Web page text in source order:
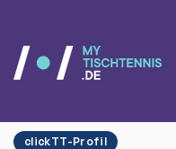
clickTT-Profil